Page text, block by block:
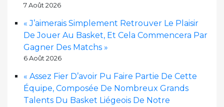
7 Août 2026
« J’aimerais Simplement Retrouver Le Plaisir
De Jouer Au Basket, Et Cela Commencera Par
Gagner Des Matchs »
6 Août 2026
« Assez Fier D’avoir Pu Faire Partie De Cette
Équipe, Composée De Nombreux Grands
Talents Du Basket Liégeois De Notre